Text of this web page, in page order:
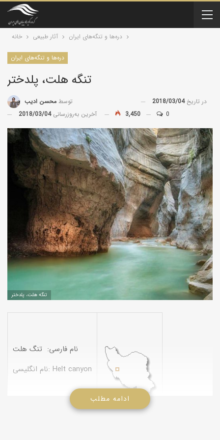
خانه آثار طبیعی دره‌ها و تنگه‌های ایران
دره‌ها و تنگه‌های ایران
تنگه هلت، پلدختر
توسط محسن ادیب در تاریخ2018/03/04
آخرین به‌روزرسانی2018/03/04 3,450 0
تنگه هلت، پلدختر
نام فارسی: تنگ هلت
نام انگلیسی: Helt canyon
ادامه مطلب